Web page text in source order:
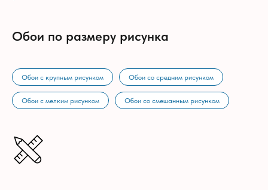
Обои по размеру рисунка
Обои с крупным рисунком Обои со средним рисунком
Обои с мелким рисунком Обои со смешанным рисунком